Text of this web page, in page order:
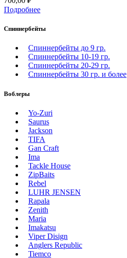
Подробнее
Спиннербейты
Спиннербейты до 9 гр.
Спиннербейты 10-19 гр.
Спиннербейты 20-29 гр.
Спиннербeйты 30 гр. и более
Воблеры
Yo-Zuri
Saurus
Jackson
TIFA
Gan Craft
Ima
Tackle House
ZipBaits
Rebel
LUHR JENSEN
Rapala
Zenith
Maria
Imakatsu
Viper Disign
Anglers Republic
Tiemco